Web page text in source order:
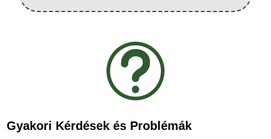
t
Gyakori Kérdések és Problémák